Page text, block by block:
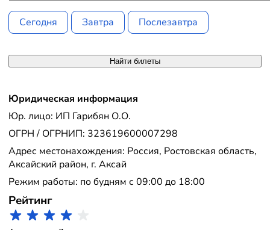
Сегодня Завтра Послезавтра
Найти билеты
Юридическая информация
Юр. лицо: ИП Гарибян О.О.
ОГРН / ОГРНИП: 323619600007298
Адрес местонахождения: Россия, Ростовская область,
Аксайский район, г. Аксай
Режим работы: по будням с 09:00 до 18:00
Рейтинг